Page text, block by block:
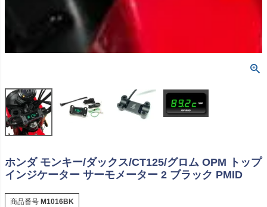
ホンダ モンキー/ダックス/CT125/グロム OPM トップ
インジケーター サーモメーター 2 ブラック PMID
商品番号 M1016BK